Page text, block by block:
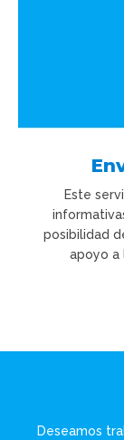
Este
posibilidad
apoyo a
Deseamos